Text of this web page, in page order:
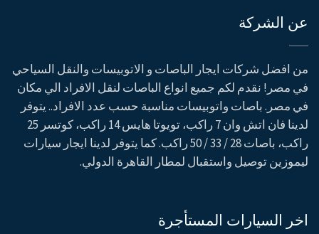
عن الشركة
من افضل شركات ايجار الباصات و الاتوبيسات والنقل السياحي
في مصر! نقدم لكم جميع انواع الباصات لنقل الافراد الي مكان
في مصر. باصات واتوبيسات مناسبة حسب عدد الافراد.. يتوفر
لدينا فان اتش وان 7 راكب، تويوتا هايس 14 راكب، كوتسر 25
راكب، باصات 28 / 33 / 50 راكب. كما يتوفر لدينا ايجار سيارات
ليموزين توصيل واستقبال لمطار القاهرة الدولي.
اخر السيارات المستأجرة